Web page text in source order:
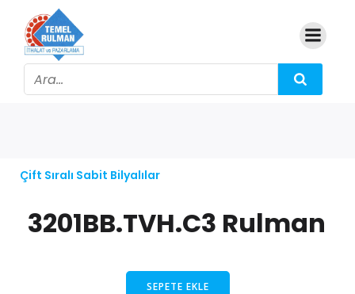
Çift Sıralı Sabit Bilyalılar
3201BB.TVH.C3 Rulman
SEPETE EKLE